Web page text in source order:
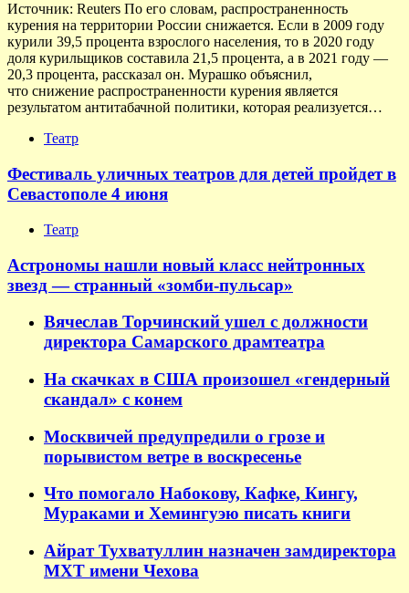
Источник: Reuters По его словам, распространенность
курения на территории России снижается. Если в 2009 году
курили 39,5 процента взрослого населения, то в 2020 году
доля курильщиков составила 21,5 процента, а в 2021 году —
20,3 процента, рассказал он. Мурашко объяснил,
что снижение распространенности курения является
результатом антитабачной политики, которая реализуется…
Театр
Фестиваль уличных театров для детей пройдет в
Севастополе 4 июня
Театр
Астрономы нашли новый класс нейтронных
звезд — странный «зомби-пульсар»
Вячеслав Торчинский ушел с должности
директора Самарского драмтеатра
На скачках в США произошел «гендерный
скандал» с конем
Москвичей предупредили о грозе и
порывистом ветре в воскресенье
Что помогало Набокову, Кафке, Кингу,
Мураками и Хемингуэю писать книги
Айрат Тухватуллин назначен замдиректора
МХТ имени Чехова